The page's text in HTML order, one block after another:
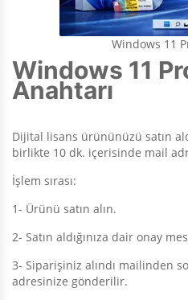
Windows 11
Windows 11
Anahtarı
Dijital lisans ürününüzü satın
birlikte 10 dk. içerisinde mail
İşlem sırası:
1- Ürünü satın alın.
2- Satın aldığınıza dair onay
3- Siparişiniz alındı mailinden
adresinize gönderilir.